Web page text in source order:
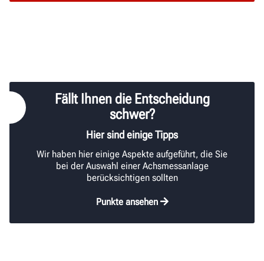
Fällt Ihnen die Entscheidung
schwer?
Hier sind einige Tipps
Wir haben hier einige Aspekte aufgeführt, die Sie
bei der Auswahl einer Achsmessanlage
berücksichtigen sollten
Punkte ansehen